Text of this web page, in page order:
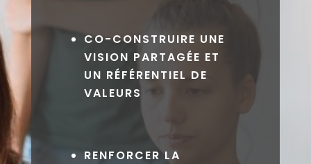
CO-CONSTRUIRE UNE
VISION PARTAGÉE ET
UN RÉFÉRENTIEL DE
VALEURS
RENFORCER LA